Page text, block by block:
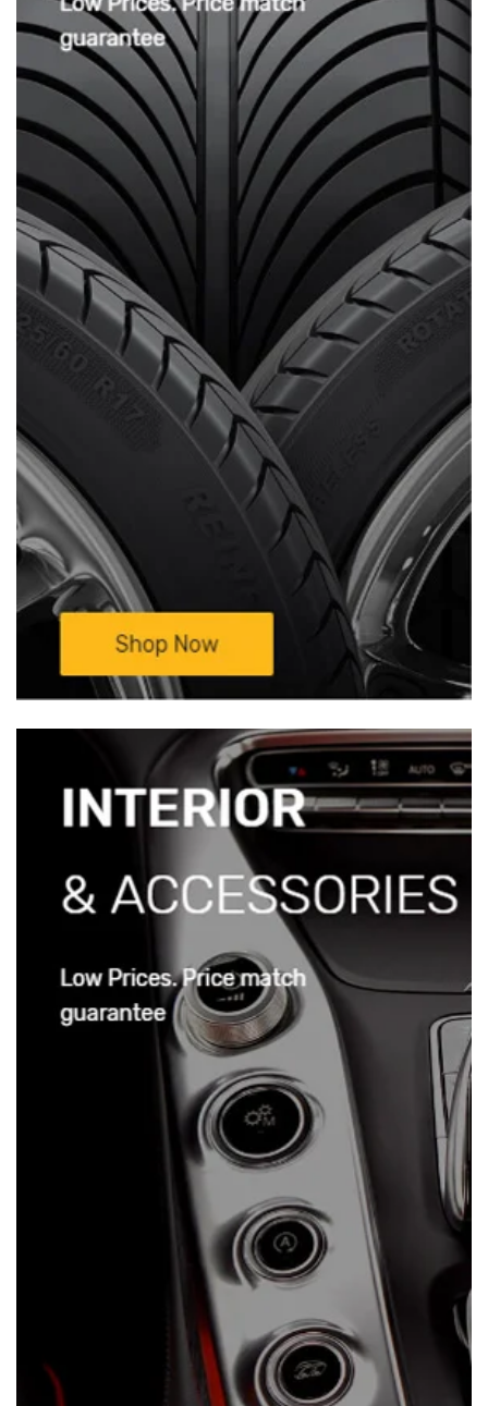
3/ Chế độ bảo hành:
Sản phẩm được bảo
hành 18 tháng(Hàng có sẵn tại
Xưởng Ô tô Sinh Cần Thơ)
Mọi chi tiết xin liên hệ:TRUNG TÂM NỘI
THẤT Ô TÔ BÌNH HUY HOÀNG – Xưởng
Độ Xe Ô Tô Sinh Cần ThơĐc: 333D/11
Nguyễn Văn Linh, KV3, P. An Khánh ,
Q.Ninh Kiều, Tp Cần Thơ(Cặp vách BV Đa